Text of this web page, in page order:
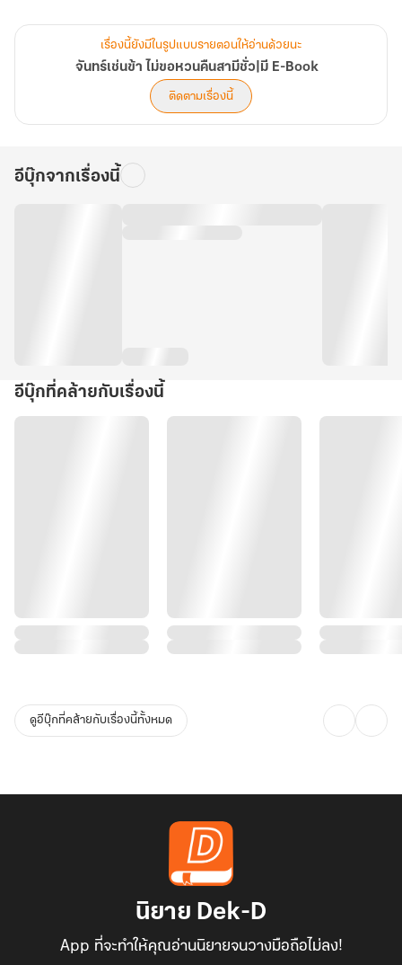
Book
เรื่องนี้ยังมีในรูปแบบรายตอนให้อ่านด้วยนะ
จันทร์เช่นข้า ไม่ขอหวนคืนสามีชั่ว|มี E-Book
ติดตามเรื่องนี้
อีบุ๊กจากเรื่องนี้
อีบุ๊กที่คล้ายกับเรื่องนี้
ดูอีบุ๊กที่คล้ายกับเรื่องนี้ทั้งหมด
นิยาย Dek-D
App ที่จะทำให้คุณอ่านนิยายจนวางมือถือไม่ลง!